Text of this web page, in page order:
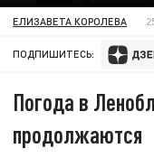
ЕЛИЗАВЕТА КОРОЛЕВА
ПОДПИШИТЕСЬ:
Погода в
продолжаются